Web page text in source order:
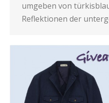
umgeben von
Reflektionen der